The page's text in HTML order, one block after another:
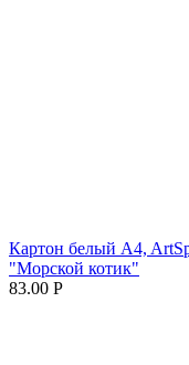
Картон белый A4,
"Морской котик"
83.00 Р